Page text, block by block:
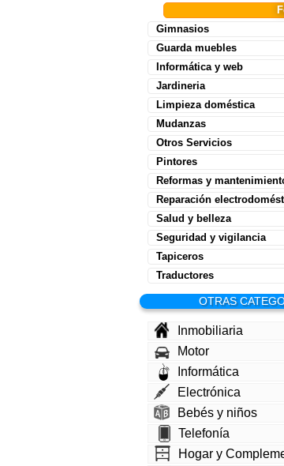
Gimnasios
Guarda muebles
Informática y web
Jardineria
Limpieza doméstica
Mudanzas
Otros Servicios
Pintores
Reformas y
Reparación
Salud y belleza
Seguridad y vigilancia
Tapiceros
Traductores
OTRAS
Inmobiliaria
Motor
Informática
Electrónica
Bebés y niños
Telefonía
Hogar y